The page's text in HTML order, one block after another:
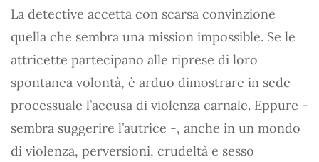
La detective accetta con scarsa convinzione
quella che sembra una mission impossible. Se le
attricette partecipano alle riprese di loro
spontanea volontà, è arduo dimostrare in sede
processuale l’accusa di violenza carnale. Eppure -
sembra suggerire l’autrice -, anche in un mondo
di violenza, perversioni, crudeltà e sesso